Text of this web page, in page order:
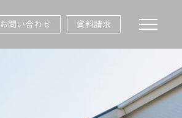
toggle
お問い合わせ 資料請求